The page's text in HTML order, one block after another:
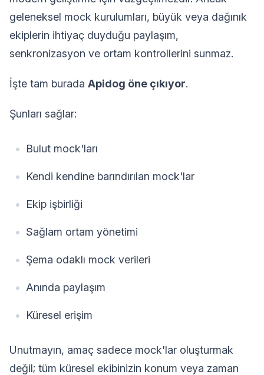
geleneksel mock kurulumları, büyük veya dağınık
ekiplerin ihtiyaç duyduğu paylaşım,
senkronizasyon ve ortam kontrollerini sunmaz.
İşte tam burada Apidog öne çıkıyor.
Şunları sağlar:
Bulut mock'ları
Kendi kendine barındırılan mock'lar
Ekip işbirliği
Sağlam ortam yönetimi
Şema odaklı mock verileri
Anında paylaşım
Küresel erişim
Unutmayın, amaç sadece mock'lar oluşturmak
değil; tüm küresel ekibinizin konum veya zaman